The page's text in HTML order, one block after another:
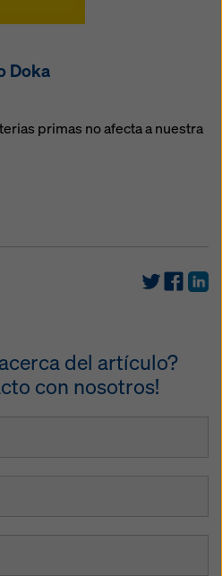
Doka
primas no afecta a nuestra
del artículo?
con nosotros!